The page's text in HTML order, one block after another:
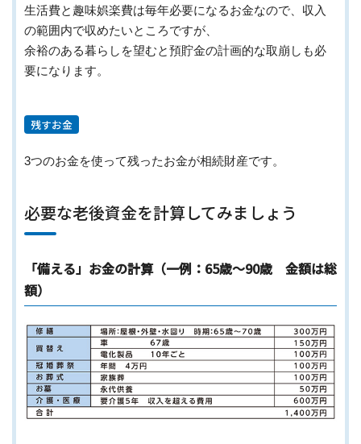
生活費と趣味娯楽費は毎年必要になるお金なので、収入
の範囲内で収めたいところですが、
余裕のある暮らしを望むと預貯金の計画的な取崩しも必
要になります。
残すお金
3つのお金を使って残ったお金が相続財産です。
必要な老後資金を計算してみましょう
「備える」お金の計算（一例：65歳〜90歳 金額は総
額）